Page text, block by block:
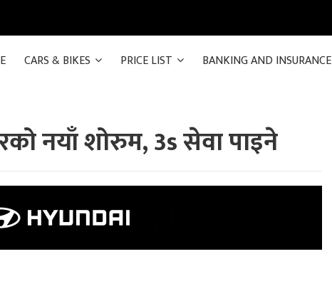
CARS & BIKES PRICE LIST BANKING AND INSURANCE
नयाँ शोरुम, 3s सेवा पाइने